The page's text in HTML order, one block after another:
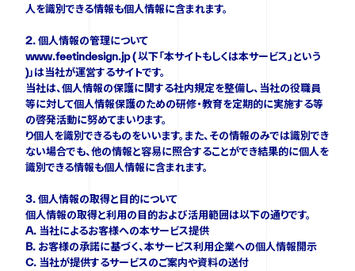
人を識別できる情報も個人情報に含まれます。
2. 個人情報の管理について
www.feetindesign.jp ( 以下「本サイトもしくは本サービス」という
)」は当社が運営するサイトです。
当社は、個人情報の保護に関する社内規定を整備し、当社の役職員
等に対して個人情報保護のための研修・教育を定期的に実施する等
の啓発活動に努めてまいります。
り個人を識別できるものをいいます。また、その情報のみでは識別でき
ない場合でも、他の情報と容易に照合することができ結果的に個人を
識別できる情報も個人情報に含まれます。
3. 個人情報の取得と目的について
個人情報の取得と利用の目的および活用範囲は以下の通りです。
A. 当社によるお客様への本サービス提供
B. お客様の承諾に基づく、本サービス利用企業への個人情報開示
C. 当社が提供するサービスのご案内や資料の送付